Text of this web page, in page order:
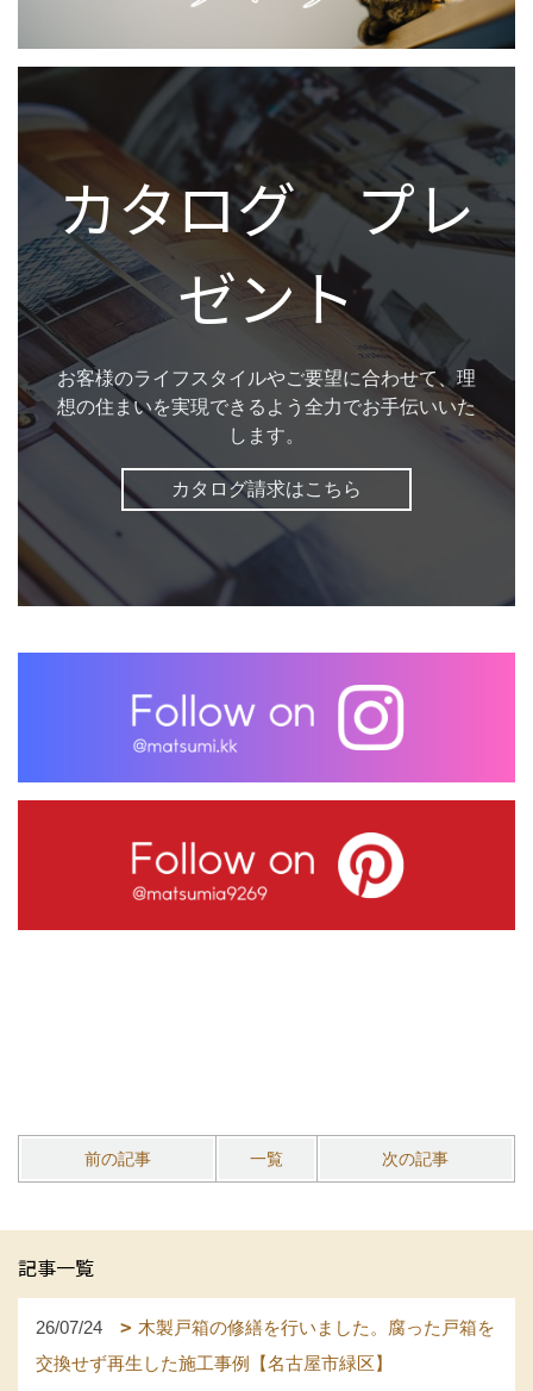
カタログ プレ
ゼント
お客様のライフスタイルやご要望に合わせて、理
想の住まいを実現できるよう全力でお手伝いいた
します。
カタログ請求はこちら
前の記事 一覧 次の記事
記事一覧
26/07/24
木製戸箱の修繕を行いました。腐った戸箱を
交換せず再生した施工事例【名古屋市緑区】